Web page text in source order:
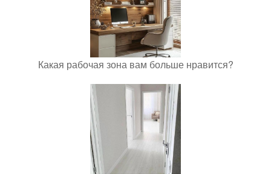
Какая рабочая зона вам больше нравится?